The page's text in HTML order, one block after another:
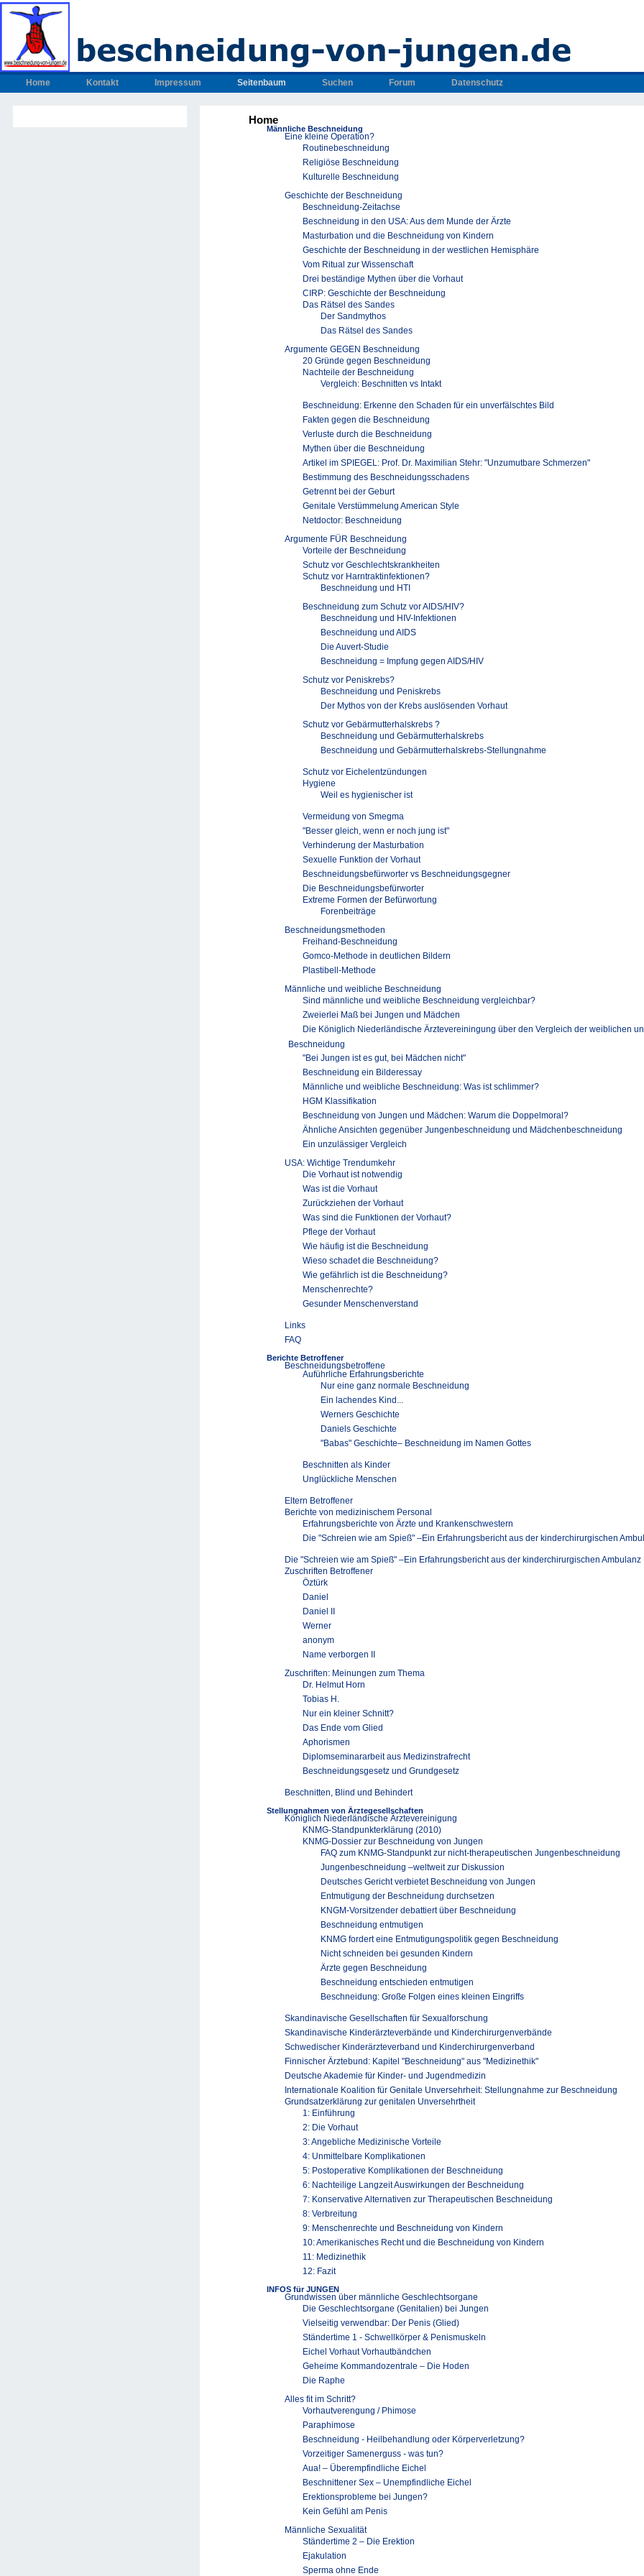
Home Kontakt Impressum Seitenbaum Suchen Forum Datenschutz
Home
Männliche Beschneidung
Eine kleine Operation?
Routinebeschneidung
Religiöse Beschneidung
Kulturelle Beschneidung
Geschichte der Beschneidung
Beschneidung-Zeitachse
Beschneidung in den USA: Aus dem Munde der Ärzte
Masturbation und die Beschneidung von Kindern
Geschichte der Beschneidung in der westlichen Hemisphäre
Vom Ritual zur Wissenschaft
Drei beständige Mythen über die Vorhaut
CIRP: Geschichte der Beschneidung
Das Rätsel des Sandes
Der Sandmythos
Das Rätsel des Sandes
Argumente GEGEN Beschneidung
20 Gründe gegen Beschneidung
Nachteile der Beschneidung
Vergleich: Beschnitten vs Intakt
Beschneidung: Erkenne den Schaden für ein unverfälschtes Bild
Fakten gegen die Beschneidung
Verluste durch die Beschneidung
Mythen über die Beschneidung
Artikel im SPIEGEL: Prof. Dr. Maximilian Stehr: "Unzumutbare Schmerzen"
Bestimmung des Beschneidungsschadens
Getrennt bei der Geburt
Genitale Verstümmelung American Style
Netdoctor: Beschneidung
Argumente FÜR Beschneidung
Vorteile der Beschneidung
Schutz vor Geschlechtskrankheiten
Schutz vor Harntraktinfektionen?
Beschneidung und HTI
Beschneidung zum Schutz vor AIDS/HIV?
Beschneidung und HIV-Infektionen
Beschneidung und AIDS
Die Auvert-Studie
Beschneidung = Impfung gegen AIDS/HIV
Schutz vor Peniskrebs?
Beschneidung und Peniskrebs
Der Mythos von der Krebs auslösenden Vorhaut
Schutz vor Gebärmutterhalskrebs ?
Beschneidung und Gebärmutterhalskrebs
Beschneidung und Gebärmutterhalskrebs-Stellungnahme
Schutz vor Eichelentzündungen
Hygiene
Weil es hygienischer ist
Vermeidung von Smegma
"Besser gleich, wenn er noch jung ist"
Verhinderung der Masturbation
Sexuelle Funktion der Vorhaut
Beschneidungsbefürworter vs Beschneidungsgegner
Die Beschneidungsbefürworter
Extreme Formen der Befürwortung
Forenbeiträge
Beschneidungsmethoden
Freihand-Beschneidung
Gomco-Methode in deutlichen Bildern
Plastibell-Methode
Männliche und weibliche Beschneidung
Sind männliche und weibliche Beschneidung vergleichbar?
Zweierlei Maß bei Jungen und Mädchen
Die Königlich Niederländische Ärztevereiningung über den Vergleich der weiblichen
Beschneidung
"Bei Jungen ist es gut, bei Mädchen nicht"
Beschneidung ein Bilderessay
Männliche und weibliche Beschneidung: Was ist schlimmer?
HGM Klassifikation
Beschneidung von Jungen und Mädchen: Warum die Doppelmoral?
Ähnliche Ansichten gegenüber Jungenbeschneidung und Mädchenbeschneidung
Ein unzulässiger Vergleich
USA: Wichtige Trendumkehr
Die Vorhaut ist notwendig
Was ist die Vorhaut
Zurückziehen der Vorhaut
Was sind die Funktionen der Vorhaut?
Pflege der Vorhaut
Wie häufig ist die Beschneidung
Wieso schadet die Beschneidung?
Wie gefährlich ist die Beschneidung?
Menschenrechte?
Gesunder Menschenverstand
Links
FAQ
Berichte Betroffener
Beschneidungsbetroffene
Auführliche Erfahrungsberichte
Nur eine ganz normale Beschneidung
Ein lachendes Kind...
Werners Geschichte
Daniels Geschichte
"Babas" Geschichte– Beschneidung im Namen Gottes
Beschnitten als Kinder
Unglückliche Menschen
Eltern Betroffener
Berichte von medizinischem Personal
Erfahrungsberichte von Ärzte und Krankenschwestern
Die "Schreien wie am Spieß" –Ein Erfahrungsbericht aus der kinderchirurgischen
Die "Schreien wie am Spieß" –Ein Erfahrungsbericht aus der kinderchirurgischen Ambulanz
Zuschriften Betroffener
Öztürk
Daniel
Daniel II
Werner
anonym
Name verborgen II
Zuschriften: Meinungen zum Thema
Dr. Helmut Horn
Tobias H.
Nur ein kleiner Schnitt?
Das Ende vom Glied
Aphorismen
Diplomseminararbeit aus Medizinstrafrecht
Beschneidungsgesetz und Grundgesetz
Beschnitten, Blind und Behindert
Stellungnahmen von Ärztegesellschaften
Königlich Niederländische Ärztevereinigung
KNMG-Standpunkterklärung (2010)
KNMG-Dossier zur Beschneidung von Jungen
FAQ zum KNMG-Standpunkt zur nicht-therapeutischen Jungenbeschneidung
Jungenbeschneidung –weltweit zur Diskussion
Deutsches Gericht verbietet Beschneidung von Jungen
Entmutigung der Beschneidung durchsetzen
KNGM-Vorsitzender debattiert über Beschneidung
Beschneidung entmutigen
KNMG fordert eine Entmutigungspolitik gegen Beschneidung
Nicht schneiden bei gesunden Kindern
Ärzte gegen Beschneidung
Beschneidung entschieden entmutigen
Beschneidung: Große Folgen eines kleinen Eingriffs
Skandinavische Gesellschaften für Sexualforschung
Skandinavische Kinderärzteverbände und Kinderchirurgenverbände
Schwedischer Kinderärzteverband und Kinderchirurgenverband
Finnischer Ärztebund: Kapitel "Beschneidung" aus "Medizinethik"
Deutsche Akademie für Kinder- und Jugendmedizin
Internationale Koalition für Genitale Unversehrheit: Stellungnahme zur Beschneidung
Grundsatzerklärung zur genitalen Unversehrtheit
1: Einführung
2: Die Vorhaut
3: Angebliche Medizinische Vorteile
4: Unmittelbare Komplikationen
5: Postoperative Komplikationen der Beschneidung
6: Nachteilige Langzeit Auswirkungen der Beschneidung
7: Konservative Alternativen zur Therapeutischen Beschneidung
8: Verbreitung
9: Menschenrechte und Beschneidung von Kindern
10: Amerikanisches Recht und die Beschneidung von Kindern
11: Medizinethik
12: Fazit
INFOS für JUNGEN
Grundwissen über männliche Geschlechtsorgane
Die Geschlechtsorgane (Genitalien) bei Jungen
Vielseitig verwendbar: Der Penis (Glied)
Ständertime 1 - Schwellkörper & Penismuskeln
Eichel Vorhaut Vorhautbändchen
Geheime Kommandozentrale – Die Hoden
Die Raphe
Alles fit im Schritt?
Vorhautverengung / Phimose
Paraphimose
Beschneidung - Heilbehandlung oder Körperverletzung?
Vorzeitiger Samenerguss - was tun?
Aua! – Überempfindliche Eichel
Beschnittener Sex – Unempfindliche Eichel
Erektionsprobleme bei Jungen?
Kein Gefühl am Penis
Männliche Sexualität
Ständertime 2 – Die Erektion
Ejakulation
Sperma ohne Ende